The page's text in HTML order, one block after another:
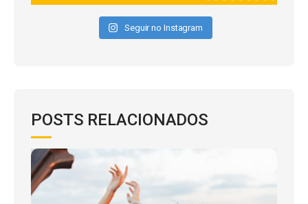
Seguir no Instagram
POSTS RELACIONADOS